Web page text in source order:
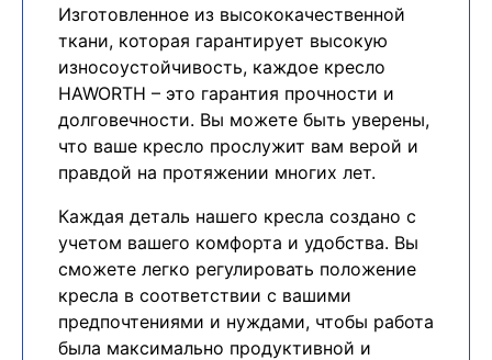
Изготовленное из высококачественной
ткани, которая гарантирует высокую
износоустойчивость, каждое кресло
HAWORTH – это гарантия прочности и
долговечности. Вы можете быть уверены,
что ваше кресло прослужит вам верой и
правдой на протяжении многих лет.
Каждая деталь нашего кресла создано с
учетом вашего комфорта и удобства. Вы
сможете легко регулировать положение
кресла в соответствии с вашими
предпочтениями и нуждами, чтобы работа
была максимально продуктивной и